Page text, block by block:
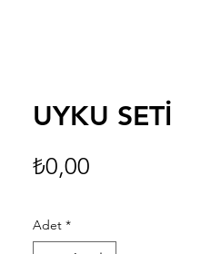
UYKU SETİ
₺0,00
Adet *